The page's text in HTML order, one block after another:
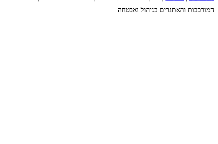
המורכבות והאתגרים בניהול ואבטחה